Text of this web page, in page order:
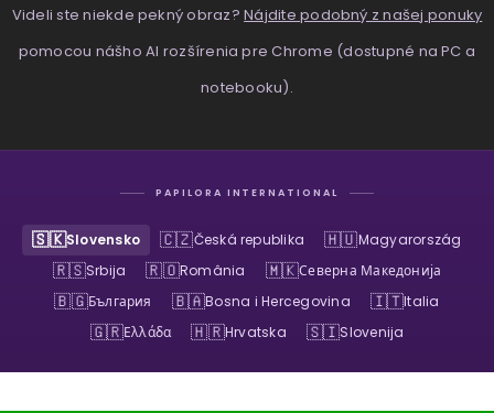
Videli ste niekde pekný obraz?Nájdite podobný z našej ponuky
pomocou nášho AI rozšírenia pre Chrome (dostupné na PC a
notebooku).
PAPILORA INTERNATIONAL
🇸🇰Slovensko 🇨🇿Česká republika 🇭🇺Magyarország
🇷🇸Srbija 🇷🇴România 🇲🇰Северна Македонија
🇧🇬България 🇧🇦Bosna i Hercegovina 🇮🇹Italia
🇬🇷Ελλάδα 🇭🇷Hrvatska 🇸🇮Slovenija